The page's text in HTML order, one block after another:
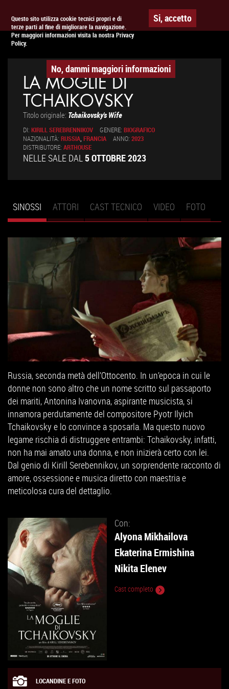
Questo sito utilizza cookie tecnici propri e di
terze parti al fine di migliorare la navigazione.
Per maggiori informazioni visita la nostra Privacy
Policy.
Si, accetto
No, dammi maggiori informazioni
APPUNTAMENTO AL CINEMA
LA MOGLIE DI
TCHAIKOVSKY
Titolo originale: Tchaikovsky's Wife
DI: KIRILL SEREBRENNIKOV GENERE: BIOGRAFICO
NAZIONALITÀ: RUSSIA,FRANCIA ANNO: 2023
DISTRIBUTORE: ARTHOUSE
NELLE SALE DAL5 OTTOBRE 2023
Schede primarie
SINOSSI (SCHEDA
ATTIVA)
ATTORI CAST TECNICO VIDEO FOTO
Russia, seconda metà dell’Ottocento. In un’epoca in cui le
donne non sono altro che un nome scritto sul passaporto
dei mariti, Antonina Ivanovna, aspirante musicista, si
innamora perdutamente del compositore Pyotr Ilyich
Tchaikovsky e lo convince a sposarla. Ma questo nuovo
legame rischia di distruggere entrambi: Tchaikovsky, infatti,
non ha mai amato una donna, e non inizierà certo con lei.
Dal genio di Kirill Serebennikov, un sorprendente racconto di
amore, ossessione e musica diretto con maestria e
meticolosa cura del dettaglio.
Con:
Alyona Mikhailova
Ekaterina Ermishina
Nikita Elenev
Cast completo
LOCANDINE E FOTO